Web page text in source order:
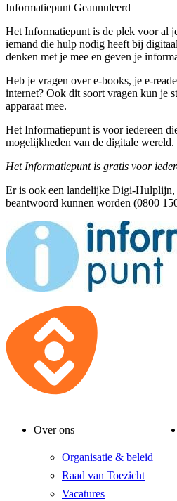
Informatiepunt Geannuleerd
Het Informatiepunt is de plek voor al
iemand die hulp nodig heeft bij
denken met je mee en geven je
Heb je vragen over e-books, je e-
internet? Ook dit soort vragen kun je
apparaat mee.
Het Informatiepunt is voor iedereen
mogelijkheden van de digitale wereld.
Het Informatiepunt is gratis voor
Er is ook een landelijke Digi-Hulplijn,
beantwoord kunnen worden (0800
Over ons
Organisatie & beleid
Raad van Toezicht
Vacatures